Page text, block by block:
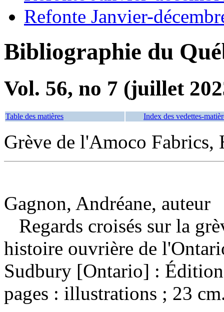
Refonte Janvier-
Bibliographie du
Vol. 56, no 7 (juillet
Table des matières Index des vedettes-
Grève de l'Amoco Fabrics,
Gagnon, Andréane, auteur
Regards croisés sur la
histoire ouvrière de
Sudbury [Ontario] :
pages : illustrations ; 23